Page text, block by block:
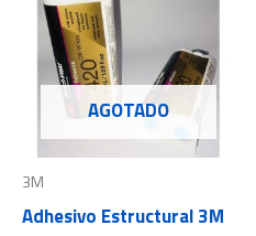
AGOTADO
3M
Adhesivo Estructural 3M